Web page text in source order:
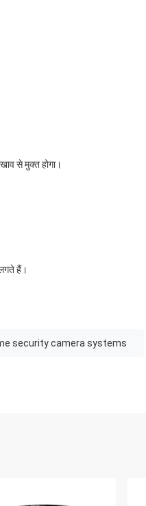
से मुक्त होगा।
हैं।
security camera systems